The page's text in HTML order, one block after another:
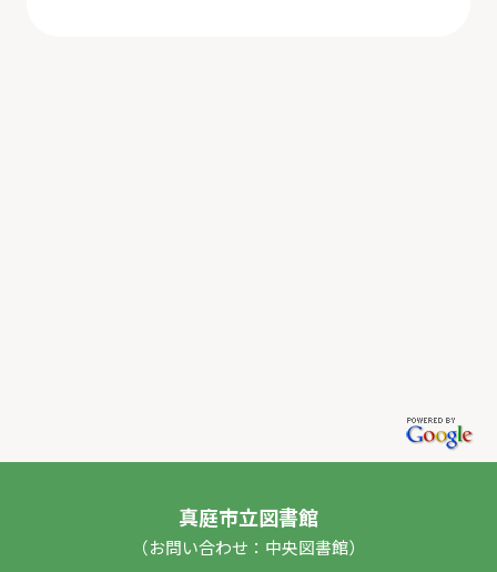
真庭市立図書館
（お問い合わせ：中央図書館）